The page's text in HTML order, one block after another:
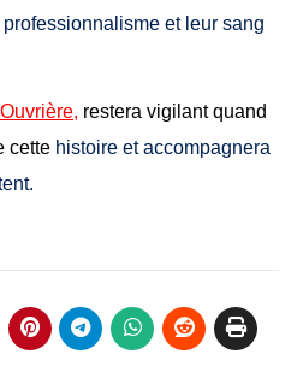
professionnalisme et leur sang
restera vigilant quand
cette histoire et accompagnera